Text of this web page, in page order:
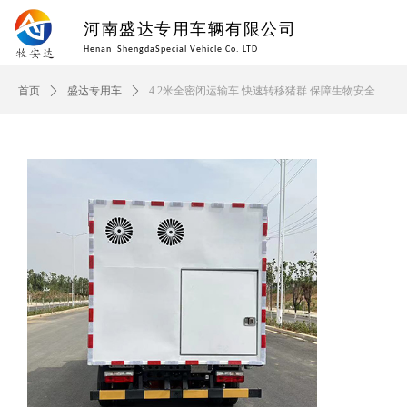
河南盛达专用车辆有限公司
Henan ShengdaSpecial Vehicle Co. LTD
首页 ꄲ 盛达专用车 ꄲ 4.2米全密闭运输车 快速转移猪群 保障生物安全